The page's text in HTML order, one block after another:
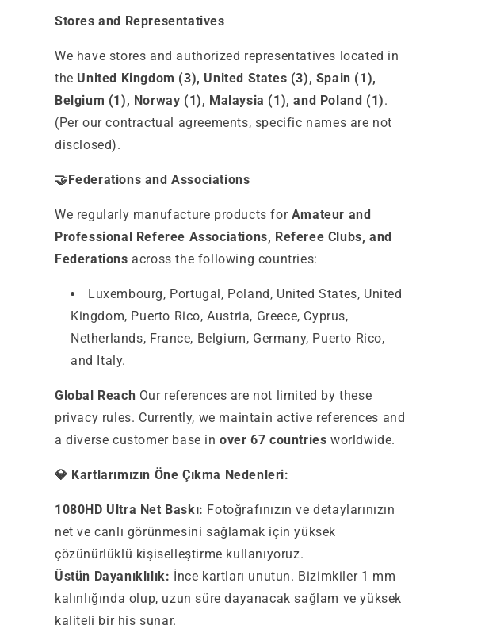
Stores and Representatives
We have stores and authorized representatives located in
the United Kingdom (3), United States (3), Spain (1),
Belgium (1), Norway (1), Malaysia (1), and Poland (1).
(Per our contractual agreements, specific names are not
disclosed).
🤝Federations and Associations
We regularly manufacture products for Amateur and
Professional Referee Associations, Referee Clubs, and
Federations across the following countries:
Luxembourg, Portugal, Poland, United States, United
Kingdom, Puerto Rico, Austria, Greece, Cyprus,
Netherlands, France, Belgium, Germany, Puerto Rico,
and Italy.
Global Reach Our references are not limited by these
privacy rules. Currently, we maintain active references and
a diverse customer base inover 67 countries worldwide.
💎 Kartlarımızın Öne Çıkma Nedenleri:
1080HD Ultra Net Baskı: Fotoğrafınızın ve detaylarınızın
net ve canlı görünmesini sağlamak için yüksek
çözünürlüklü kişiselleştirme kullanıyoruz.
Üstün Dayanıklılık: İnce kartları unutun. Bizimkiler 1 mm
kalınlığında olup, uzun süre dayanacak sağlam ve yüksek
kaliteli bir his sunar.